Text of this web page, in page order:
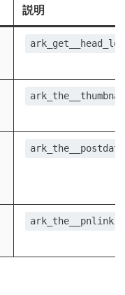
説明
ark_the__pnlink()